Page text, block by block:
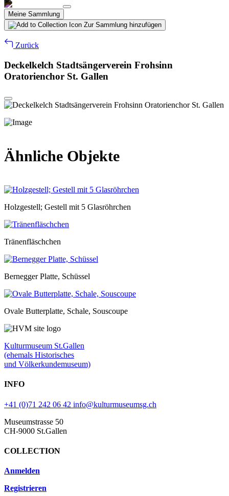
Meine Sammlung
Zur Sammlung hinzufügen
Zurück
Deckelkelch Stadtsängerverein Frohsinn
Oratorienchor St. Gallen
Ähnliche Objekte
Holzgestell; Gestell mit 5 Glasröhrchen
Tränenfläschchen
Bernegger Platte, Schüssel
Ovale Butterplatte, Schale, Souscoupe
Kulturmuseum St.Gallen
(ehemals Historisches
und Völkerkundemuseum)
INFO
+41 (0)71 242 06 42 info@kulturmuseumsg.ch
Museumstrasse 50
CH-9000 St.Gallen
COLLECTION
Anmelden
Registrieren